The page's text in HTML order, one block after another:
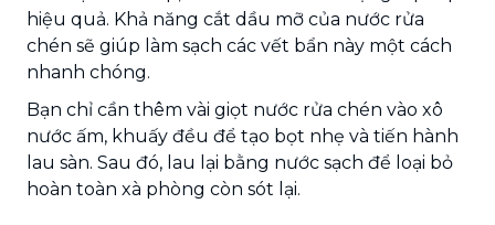
hiệu quả. Khả năng cắt dầu mỡ của nước rửa
chén sẽ giúp làm sạch các vết bẩn này một cách
nhanh chóng.
Bạn chỉ cần thêm vài giọt nước rửa chén vào xô
nước ấm, khuấy đều để tạo bọt nhẹ và tiến hành
lau sàn. Sau đó, lau lại bằng nước sạch để loại bỏ
hoàn toàn xà phòng còn sót lại.